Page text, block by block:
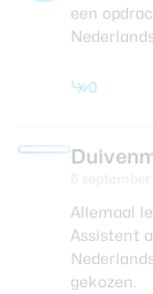
een
0
Allemaal
Assistent
gekozen.